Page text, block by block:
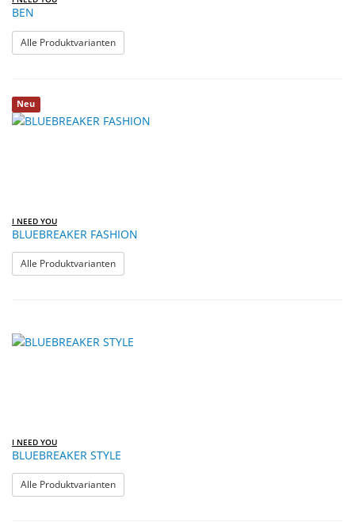
BEN
Alle Produktvarianten: BEN
Neu
I NEED YOU
BLUEBREAKER FASHION
Alle Produktvarianten: BLUEBREAKER FASHION
I NEED YOU
BLUEBREAKER STYLE
Alle Produktvarianten: BLUEBREAKER STYLE